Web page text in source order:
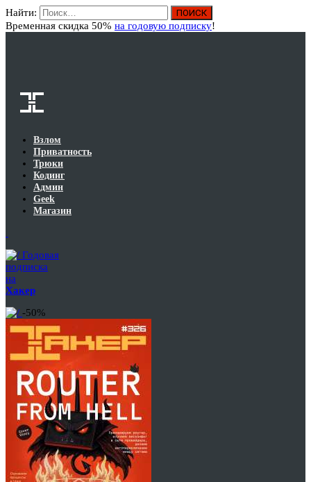
Найти:
Временная скидка 50% на годовую подписку!
Взлом
Приватность
Трюки
Кодинг
Админ
Geek
Магазин
Годовая
подписка
на
Хакер
-50%